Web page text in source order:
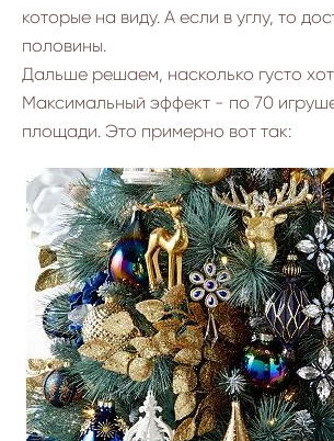
которые на виду. А если в углу, то
половины.
Дальше решаем, насколько густо
Максимальный эффект - по 70
площади. Это примерно вот так: